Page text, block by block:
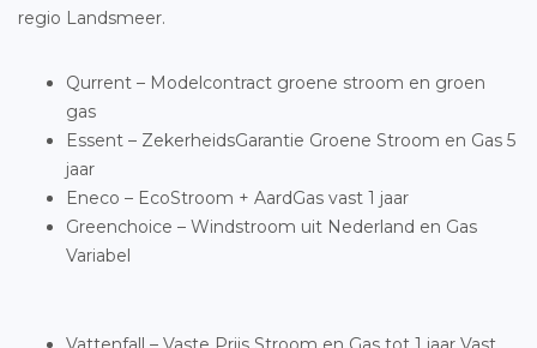
regio Landsmeer.
Qurrent – Modelcontract groene stroom en groen
gas
Essent – ZekerheidsGarantie Groene Stroom en Gas 5
jaar
Eneco – EcoStroom + AardGas vast 1 jaar
Greenchoice – Windstroom uit Nederland en Gas
Variabel